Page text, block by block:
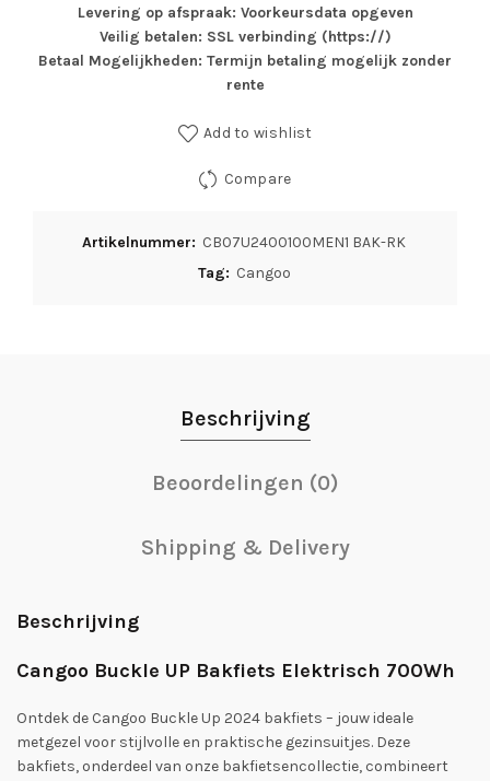
Levering op afspraak: Voorkeursdata opgeven
Veilig betalen: SSL verbinding (https://)
Betaal Mogelijkheden: Termijn betaling mogelijk zonder
rente
Add to wishlist
Compare
Artikelnummer: CB07U2400100MEN1 BAK-RK
Tag: Cangoo
Beschrijving
Beoordelingen (0)
Shipping & Delivery
Beschrijving
Cangoo Buckle UP Bakfiets Elektrisch 700Wh
Ontdek de Cangoo Buckle Up 2024 bakfiets – jouw ideale
metgezel voor stijlvolle en praktische gezinsuitjes. Deze
bakfiets, onderdeel van onze bakfietsencollectie, combineert